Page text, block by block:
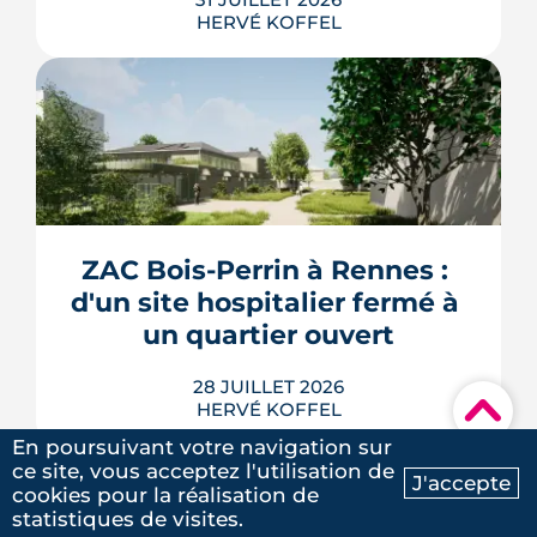
Ma recherche Contactez-nous
▾
très instructives. Merci beaucoup.
HERVÉ KOFFEL
Construire, agrandir ou surélever à
Rennes Métropole ne s'improvise pas :
entre seuils de surface, PLUi des 43
communes et secteurs patrimoniaux, le
premier coup de crayon. Ce guide
passe en revue les cas où le permis
s'impose, le dépôt en ligne et les délai...
LIRE L'ARTICLE
ZAC Bois-Perrin à Rennes :
d'un site hospitalier fermé à
un quartier ouvert
28 JUILLET 2026
HERVÉ KOFFEL
En poursuivant votre navigation sur
ce site, vous acceptez l'utilisation de
cookies pour la réalisation de
statistiques de visites.
J'accepte